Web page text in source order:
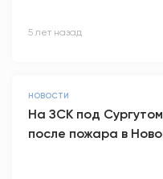
5 лет назад
НОВОСТИ
На ЗСК под
после пожара в